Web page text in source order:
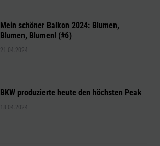
Mein schöner Balkon 2024: Blumen,
Blumen, Blumen! (#6)
21.04.2024
BKW produzierte heute den höchsten Peak
18.04.2024